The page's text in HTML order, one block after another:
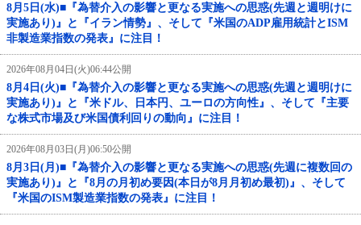
8月5日(水)■『為替介入の影響と更なる実施への思惑(先週と週明けに
実施あり)』と『イラン情勢』、そして『米国のADP雇用統計とISM
非製造業指数の発表』に注目！
2026年08月04日(火)06:44公開
8月4日(火)■『為替介入の影響と更なる実施への思惑(先週と週明けに
実施あり)』と『米ドル、日本円、ユーロの方向性』、そして『主要
な株式市場及び米国債利回りの動向』に注目！
2026年08月03日(月)06:50公開
8月3日(月)■『為替介入の影響と更なる実施への思惑(先週に複数回の
実施あり)』と『8月の月初め要因(本日が8月月初め最初)』、そして
『米国のISM製造業指数の発表』に注目！